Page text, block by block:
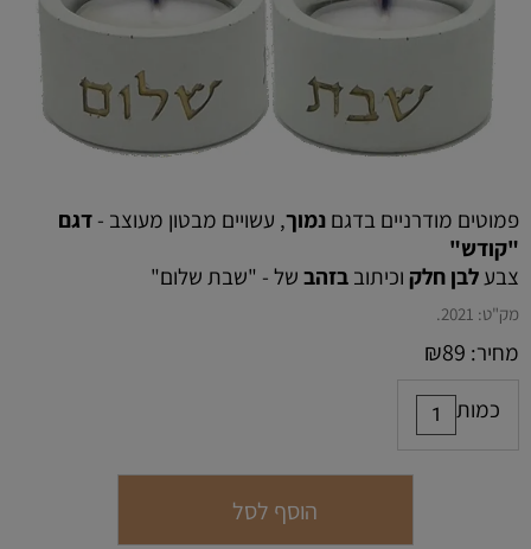
פמוטים מודרניים בדגם נמוך, עשויים מבטון מעוצב - דגם
"קודש"
צבעלבן חלק וכיתוב בזהב של - "שבת שלום"
מק"ט: 2021.
מחיר: ₪89
כמות
הוסף לסל